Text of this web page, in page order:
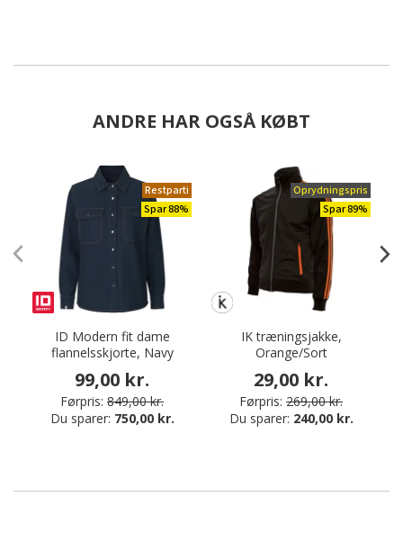
ANDRE HAR OGSÅ KØBT
Restparti
Spar 88%
ID Modern fit dame
flannelsskjorte, Navy
99,00 kr.
Førpris: 849,00 kr.
Du sparer: 750,00 kr.
Oprydningspris
Spar 89%
IK træningsjakke,
Orange/Sort
29,00 kr.
Førpris: 269,00 kr.
Du sparer: 240,00 kr.